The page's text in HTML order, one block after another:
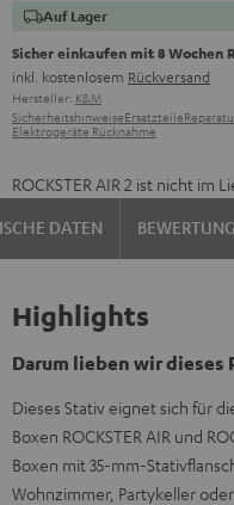
Auf Lager
Sicher einkaufen mit 8 Wochen
inkl. kostenlosem Rückversand
Hersteller: K&M
SicherheitshinweiseErsatzteile
Elektrogeräte Rücknahme
ROCKSTER AIR 2 ist nicht im
DATEN
Highlights
Darum lieben wir dieses
Dieses Stativ eignet sich für
Boxen ROCKSTER AIR und
Boxen mit 35-mm-
Wohnzimmer, Partykeller